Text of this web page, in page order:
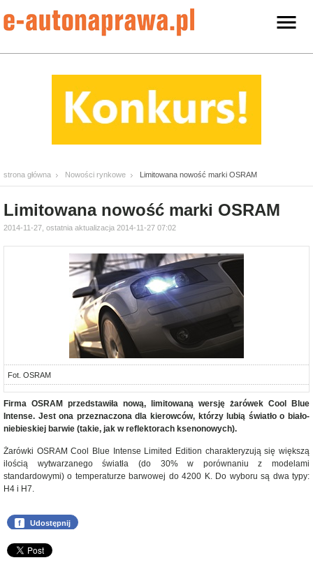
strona główna Nowości rynkowe Limitowana nowość marki OSRAM
Limitowana nowość marki OSRAM
2014-11-27, ostatnia aktualizacja 2014-11-27 07:02
Fot. OSRAM
Firma OSRAM przedstawiła nową, limitowaną wersję żarówek Cool Blue
Intense. Jest ona przeznaczona dla kierowców, którzy lubią światło o biało-
niebieskiej barwie (takie, jak w reflektorach ksenonowych).
Żarówki OSRAM Cool Blue Intense Limited Edition charakteryzują się większą
ilością wytwarzanego światła (do 30% w porównaniu z modelami
standardowymi) o temperaturze barwowej do 4200 K. Do wyboru są dwa typy:
H4 i H7.
f Udostępnij